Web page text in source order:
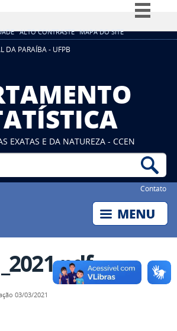
ALTO CONTRASTE MAPA DO SITE
Simplifique!
Acesso à informação
Legislação
Canais
DA PARAÍBA - UFPB
EXATAS E DA NATUREZA - CCEN
Contato
03/03/2021